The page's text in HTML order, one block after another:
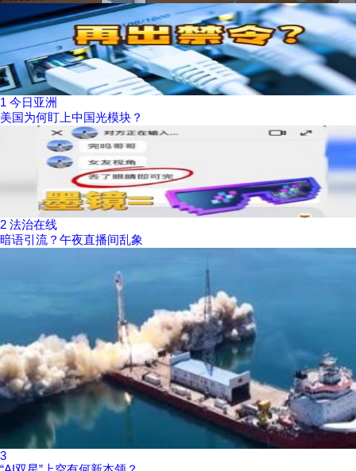
1 今日亚洲
美国为何盯上中国光模块？
2 法治在线
暗语引流？午夜直播间乱象
3